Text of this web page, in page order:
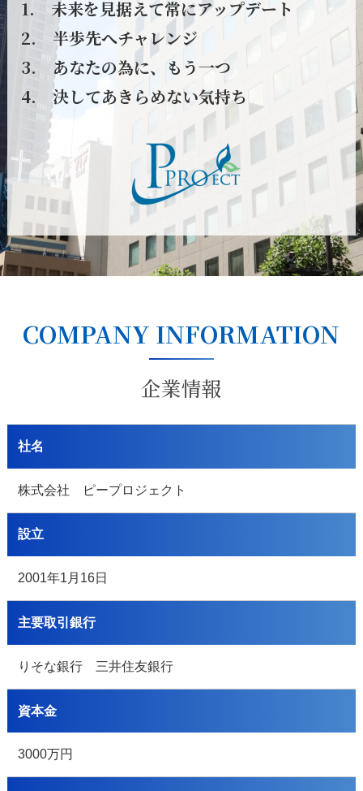
1. 未来を見据えて常にアップデート
2. 半歩先へチャレンジ
3. あなたの為に、もう一つ
4. 決してあきらめない気持ち
COMPANY INFORMATION
企業情報
社名
株式会社 ピープロジェクト
設立
2001年1月16日
主要取引銀行
りそな銀行 三井住友銀行
資本金
3000万円